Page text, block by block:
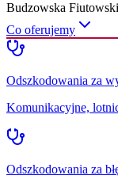
Budzowska
Co oferujemy
Odszkodowania za
Komunikacyjne,
Odszkodowania za